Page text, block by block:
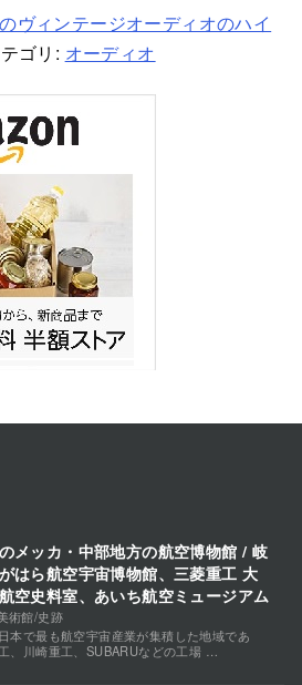
ヴィンテージオーディオのハイ
ゴリ: オーディオ
術館/史跡
メッカ・中部地方の航空博物館 / 岐
はら航空宇宙博物館、三菱重工 大
空史料室、あいち航空ミュージアム
本で最も航空宇宙産業が集積した地域であ
、川崎重工、SUBARUなどの工場 …